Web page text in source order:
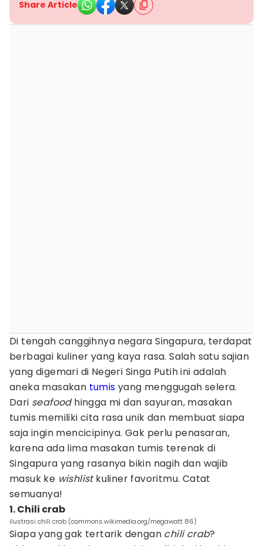
Share Article
Di tengah canggihnya negara Singapura, terdapat
berbagai kuliner yang kaya rasa. Salah satu sajian
yang digemari di Negeri Singa Putih ini adalah
aneka masakan tumis yang menggugah selera.
Dari seafoodhingga mi dan sayuran, masakan
tumis memiliki cita rasa unik dan membuat siapa
saja ingin mencicipinya. Gak perlu penasaran,
karena ada lima masakan tumis terenak di
Singapura yang rasanya bikin nagih dan wajib
masuk ke wishlistkuliner favoritmu. Catat
semuanya!
1. Chili crab
ilustrasi chili crab (commons.wikimedia.org/megawatt 86)
Siapa yang gak tertarik dengan chili crab?